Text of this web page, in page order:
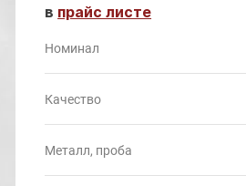
в прайс листе
Номинал
Качество
Металл, проба